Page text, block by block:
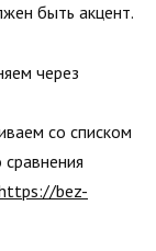
быть акцент.
через
со списком
bez-